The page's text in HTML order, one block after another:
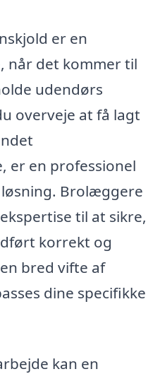
er en
når det kommer til
udendørs
overveje at få lagt
er en professionel
Brolæggere
til at sikre,
korrekt og
bred vifte af
dine specifikke
kan en